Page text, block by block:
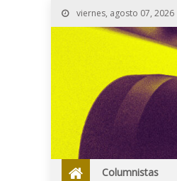
viernes, agosto 07, 2026
Columnistas